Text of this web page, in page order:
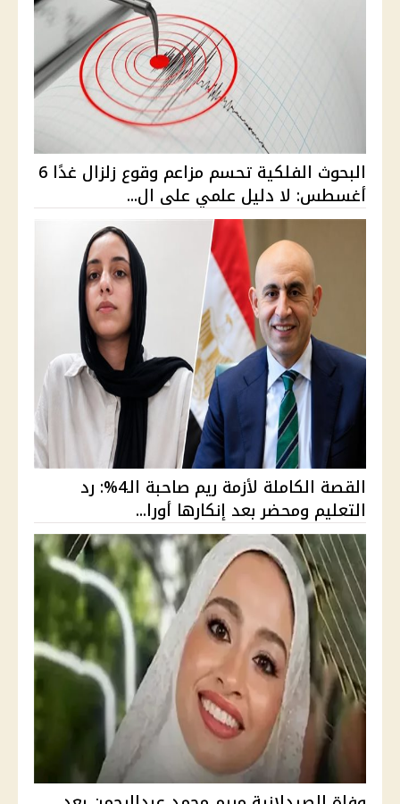
البحوث الفلكية تحسم مزاعم وقوع زلزال غدًا 6
أغسطس: لا دليل علمي على ال...
القصة الكاملة لأزمة ريم صاحبة الـ4%: رد
التعليم ومحضر بعد إنكارها أورا...